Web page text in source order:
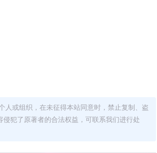
人或组织，在未征得本站同意时，禁止复制、盗
犯了原著者的合法权益，可联系我们进行处